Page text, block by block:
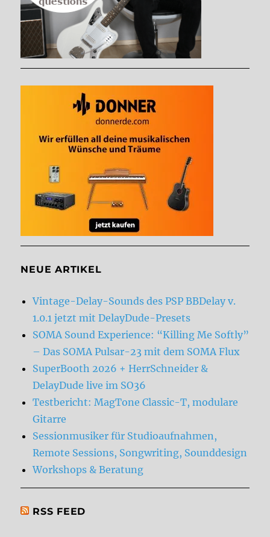
NEUE ARTIKEL
Vintage-Delay-Sounds des PSP BBDelay v.
1.0.1 jetzt mit DelayDude-Presets
SOMA Sound Experience: “Killing Me Softly”
– Das SOMA Pulsar-23 mit dem SOMA Flux
SuperBooth 2026 + HerrSchneider &
DelayDude live im SO36
Testbericht: MagTone Classic-T, modulare
Gitarre
Sessionmusiker für Studioaufnahmen,
Remote Sessions, Songwriting, Sounddesign
Workshops & Beratung
RSS FEED